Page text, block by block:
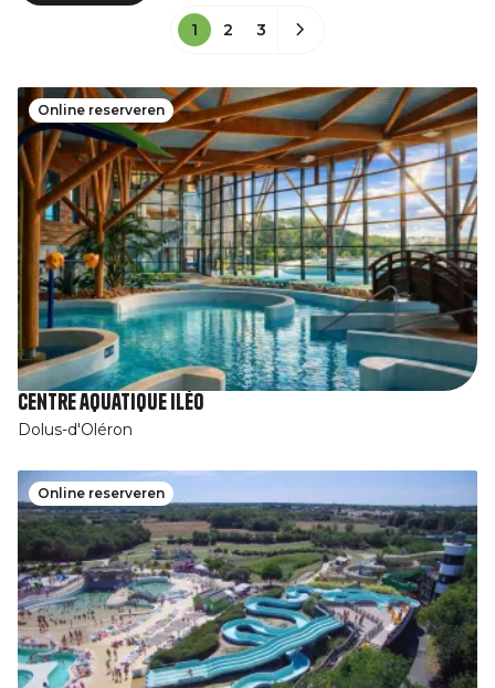
1 2 3
Online reserveren
Centre aquatique Iléo
Dolus-d'Oléron
Online reserveren